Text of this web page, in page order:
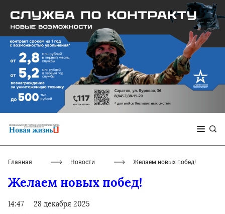
Главная Новости Желаем новых побед!
Желаем новых побед!
14:47 28 декабря 2025